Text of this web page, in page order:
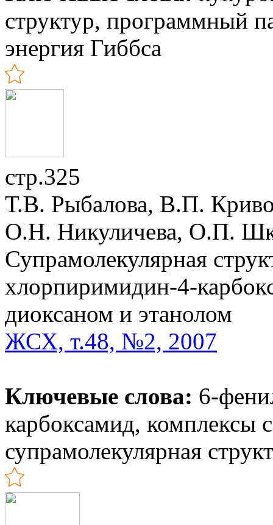
структур, программный
энергия Гиббса
стр.325
Т.В. Рыбалова, В.П.
О.Н. Никуличева, О.П.
Супрамолекулярная
хлорпиримидин-4-
диоксаном и этанолом
ЖСХ, т.48, №2, 2007
Ключевые слова: 6-
карбоксамид, комплексы
супрамолекулярная